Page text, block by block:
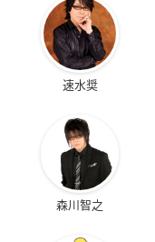
速水奨
森川智之